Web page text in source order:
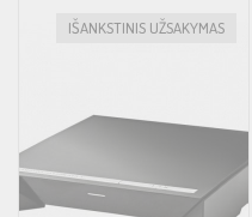
IŠANKSTINIS UŽSAKYMAS